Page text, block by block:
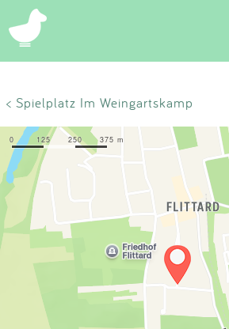
Suchen
Eintragen
App
Blog
Partner
Kontakt
< Spielplatz Im Weingartskamp